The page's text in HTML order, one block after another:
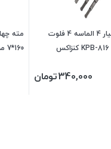
مته چهارشیار 4 الماسه 4 فلوت
340,000تومان
160*7 مدل KPB-716 کنزاکس